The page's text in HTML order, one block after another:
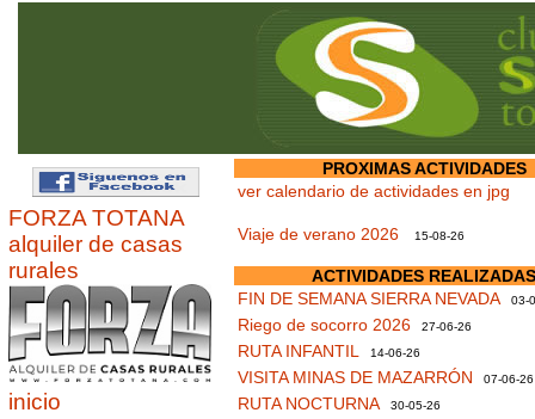
FORZA TOTANA
alquiler de casas
rurales
inicio
PROXIMAS ACTIVIDADES
ver calendario de actividades en jpg
Viaje de verano 2026 15-08-26
ACTIVIDADES REALIZADAS
FIN DE SEMANA SIERRA NEVADA 03-
Riego de socorro 2026 27-06-26
RUTA INFANTIL 14-06-26
VISITA MINAS DE MAZARRÓN 07-06-26
RUTA NOCTURNA 30-05-26